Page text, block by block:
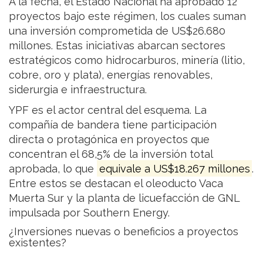
proyectos bajo este régimen, los cuales suman
una inversión comprometida de US$26.680
millones. Estas iniciativas abarcan sectores
estratégicos como hidrocarburos, minería (litio,
cobre, oro y plata), energías renovables,
siderurgia e infraestructura.
YPF es el actor central del esquema. La
compañía de bandera tiene participación
directa o protagónica en proyectos que
concentran el 68,5% de la inversión total
aprobada, lo que equivale a US$18.267 millones.
Entre estos se destacan el oleoducto Vaca
Muerta Sur y la planta de licuefacción de GNL
impulsada por Southern Energy.
¿Inversiones nuevas o beneficios a proyectos
existentes?